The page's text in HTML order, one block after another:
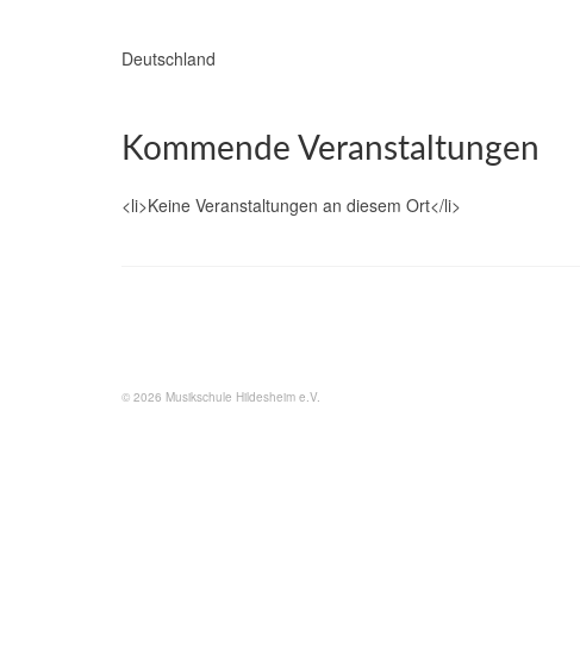
Deutschland
Kommende Veranstaltungen
<li>Keine Veranstaltungen an diesem Ort</li>
© 2026 Musikschule Hildesheim e.V.